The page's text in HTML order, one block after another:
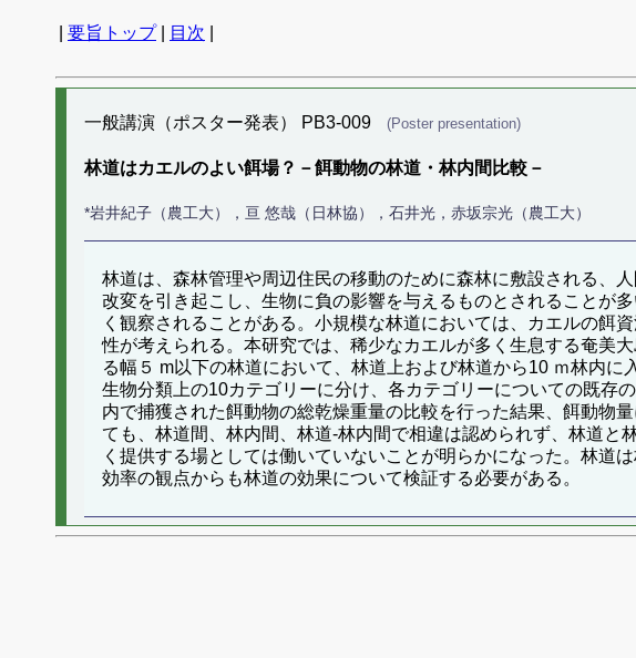
要旨トップ| 目次
一般講演（ポスター発表） PB3-009 (Poster presentation)
林道はカエルのよい餌場？－餌動物の林道・林内間比較－
*岩井紀子（農工大），亘 悠哉（日林協），石井光，赤坂宗光（農工大）
林道は、森林管理や周辺住民の移動のために森林に敷設される、
改変を引き起こし、生物に負の影響を与えるものとされることが
く観察されることがある。小規模な林道においては、カエルの餌
性が考えられる。本研究では、稀少なカエルが多く生息する奄美
る幅５ m以下の林道において、林道上および林道から10 ｍ林内
生物分類上の10カテゴリーに分け、各カテゴリーについての既存
内で捕獲された餌動物の総乾燥重量の比較を行った結果、餌動物
ても、林道間、林内間、林道‐林内間で相違は認められず、林道
く提供する場としては働いていないことが明らかになった。林道
効率の観点からも林道の効果について検証する必要がある。